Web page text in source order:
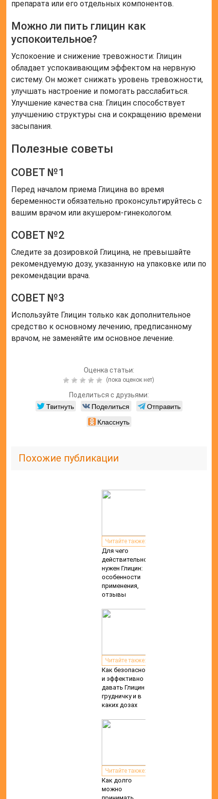
препарата или его отдельных компонентов.
Можно ли пить глицин как
успокоительное?
Успокоение и снижение тревожности: Глицин
обладает успокаивающим эффектом на нервную
систему. Он может снижать уровень тревожности,
улучшать настроение и помогать расслабиться.
Улучшение качества сна: Глицин способствует
улучшению структуры сна и сокращению времени
засыпания.
Полезные советы
СОВЕТ №1
Перед началом приема Глицина во время
беременности обязательно проконсультируйтесь с
вашим врачом или акушером-гинекологом.
СОВЕТ №2
Следите за дозировкой Глицина, не превышайте
рекомендуемую дозу, указанную на упаковке или по
рекомендации врача.
СОВЕТ №3
Используйте Глицин только как дополнительное
средство к основному лечению, предписанному
врачом, не заменяйте им основное лечение.
Оценка статьи:
(пока оценок нет)
Поделиться с друзьями:
Твитнуть Поделиться
Отправить
Класснуть
Похожие публикации
Читайте также:
Для чего
действительно
нужен Глицин:
особенности
применения,
отзывы
Читайте также:
Как безопасно
и эффективно
давать Глицин
грудничку и в
каких дозах
Читайте также:
Как долго
можно